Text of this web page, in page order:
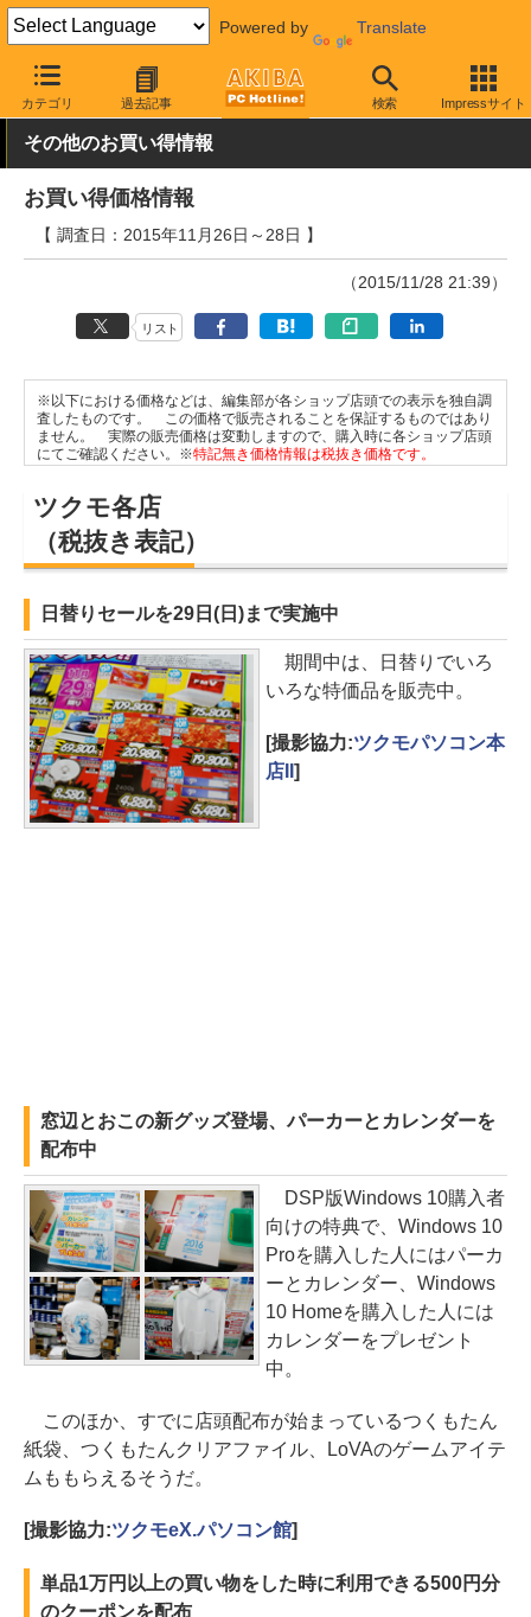
Powered by Translate
カテゴリ 過去記事 検索 Impressサイト
AKIBA PC Hotline! 秋葉原情報 価格情報 特価情報
その他のお買い得情報
お買い得価格情報
【 調査日：2015年11月26日～28日 】
（2015/11/28 21:39）
リスト
※以下における価格などは、編集部が各ショップ店頭での表示を独自調
査したものです。 この価格で販売されることを保証するものではあり
ません。 実際の販売価格は変動しますので、購入時に各ショップ店頭
にてご確認ください。※特記無き価格情報は税抜き価格です。
ツクモ各店
（税抜き表記）
日替りセールを29日(日)まで実施中
期間中は、日替りでいろ
いろな特価品を販売中。
[撮影協力:ツクモパソコン本
店II ]
窓辺とおこの新グッズ登場、パーカーとカレンダーを
配布中
DSP版Windows 10購入者
向けの特典で、Windows 10
Proを購入した人にはパーカ
ーとカレンダー、Windows
10 Homeを購入した人には
カレンダーをプレゼント
中。
このほか、すでに店頭配布が始まっているつくもたん
紙袋、つくもたんクリアファイル、LoVAのゲームアイテ
ムももらえるそうだ。
[撮影協力:ツクモeX.パソコン館]
単品1万円以上の買い物をした時に利用できる500円分
のクーポンを配布